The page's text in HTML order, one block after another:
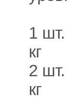
1
кг
2
кг